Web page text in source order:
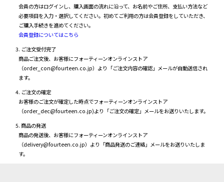
会員の方はログインし、購入画面の流れに沿って、お名前やご住所、支払い方法など
必要項目を入力・選択してください。初めてご利用の方は会員登録をしていただき、
ご購入手続きを進めてください。
会員登録についてはこちら
ご注文受付完了
商品ご注文後、お客様にフォーティーンオンラインストア
（order_con@fourteen.co.jp）より「ご注文内容の確認」メールが自動送信され
ます。
ご注文の確定
お客様のご注文が確定した時点でフォーティーンオンラインストア
（order_dec@fourteen.co.jp)より「ご注文の確定」メールをお送りいたします。
商品の発送
商品の発送後、お客様にフォーティーンオンラインストア
（delivery@fourteen.co.jp）より「商品発送のご連絡」メールをお送りいたしま
す。